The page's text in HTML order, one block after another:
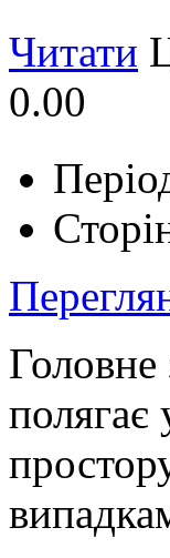
Читати
0.00
полягає